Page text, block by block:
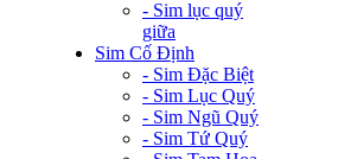
- Sim lục quý
giữa
Sim Cố Định
- Sim Đặc Biệt
- Sim Lục Quý
- Sim Ngũ Quý
- Sim Tứ Quý